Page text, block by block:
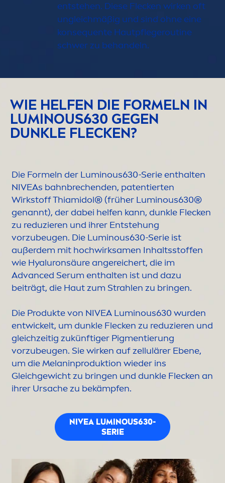
entstehen. Diese Flecken wirken oft
ungleichmäßig und sind ohne eine
konsequente Hautpflegeroutine
schwer zu behandeln.
WIE HELFEN DIE FORMELN IN
LUMINOUS630 GEGEN
DUNKLE FLECKEN?
Die Formeln der Luminous630-Serie enthalten
NIVEAs bahnbrechenden, patentierten
Wirkstoff Thiamidol® (früher Luminous630®
genannt), der dabei helfen kann, dunkle Flecken
zu reduzieren und ihrer Entstehung
vorzubeugen. Die Luminous630-Serie ist
außerdem mit hochwirksamen Inhaltsstoffen
wie Hyaluronsäure angereichert, die im
Advanced Serum enthalten ist und dazu
beiträgt, die Haut zum Strahlen zu bringen.
Die Produkte von NIVEA Luminous630 wurden
entwickelt, um dunkle Flecken zu reduzieren und
gleichzeitig zukünftiger Pigmentierung
vorzubeugen. Sie wirken auf zellulärer Ebene,
um die Melaninproduktion wieder ins
Gleichgewicht zu bringen und dunkle Flecken an
ihrer Ursache zu bekämpfen.
NIVEA LUMINOUS630-
SERIE